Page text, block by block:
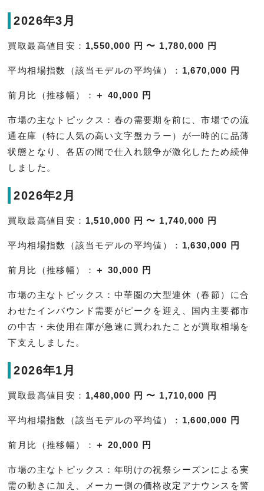
2026年3月
買取最高値目安： 1,550,000 円 〜 1,780,000 円
平均相場指数（該当モデルの平均値）： 1,670,000 円
前月比（推移幅）： ＋ 40,000 円
市場の主なトピックス：春の需要期を前に、市場での流
通在庫（特に人気の高い文字盤カラー）が一時的に品薄
状態となり、各店の間で仕入れ競争が激化したため続伸
しました。
2026年2月
買取最高値目安： 1,510,000 円 〜 1,740,000 円
平均相場指数（該当モデルの平均値）： 1,630,000 円
前月比（推移幅）： ＋ 30,000 円
市場の主なトピックス：中華圏の大型連休（春節）に合
わせたインバウンド需要がピークを迎え、国内主要都市
の中古・未使用在庫が急速に買われたことが買取相場を
下支えしました。
2026年1月
買取最高値目安： 1,480,000 円 〜 1,710,000 円
平均相場指数（該当モデルの平均値）： 1,600,000 円
前月比（推移幅）： ＋ 20,000 円
市場の主なトピックス：年明けの祝祭シーズンによる実
需の動きに加え、メーカー側の価格改定アナウンスを警